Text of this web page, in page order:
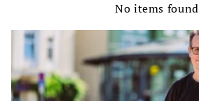
No items found